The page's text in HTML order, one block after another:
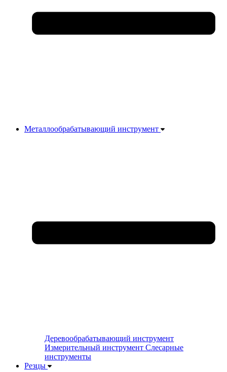
Металлообрабатывающий инструмент
Деревообрабатывающий инструмент
Измерительный инструмент Слесарные
инструменты
Резцы